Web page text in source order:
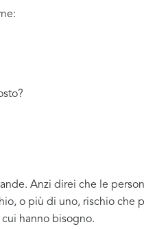
Anzi direi che le
o più di uno, rischio che
hanno bisogno.